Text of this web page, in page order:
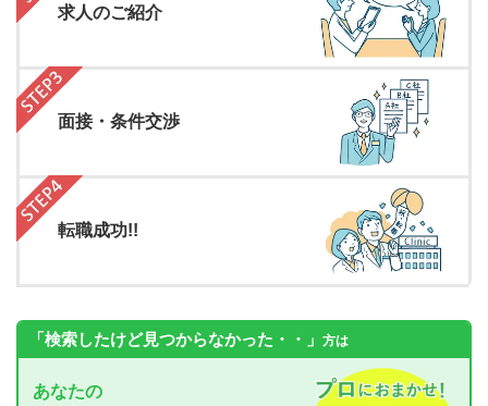
求人のご紹介
面接・条件交渉
転職成功!!
「検索したけど見つからなかった・・」 方は
あなたの